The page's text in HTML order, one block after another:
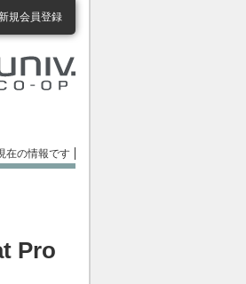
新規会員登録
在の情報です
Pro